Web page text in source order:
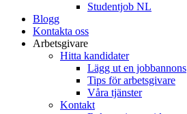
Studentjob NL
Blogg
Kontakta oss
Arbetsgivare
Hitta kandidater
Lägg ut en jobbannons
Tips för arbetsgivare
Våra tjänster
Kontakt